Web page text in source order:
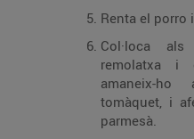
Renta el porro
Col·loca
remolatxa i el
amaneix-
tomàquet, i afegeix-hi
parmesà.